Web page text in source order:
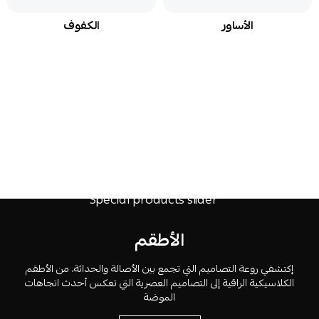
الأساور الكفوف
الأطقم
إكتشفي روعة التصاميم التي تجمع بين الأصالة والحداثة، من الأطقم
الكلاسيكية الراقية إلى التصاميم العصرية التي تعكس أحدث اتجاهات
الموضة